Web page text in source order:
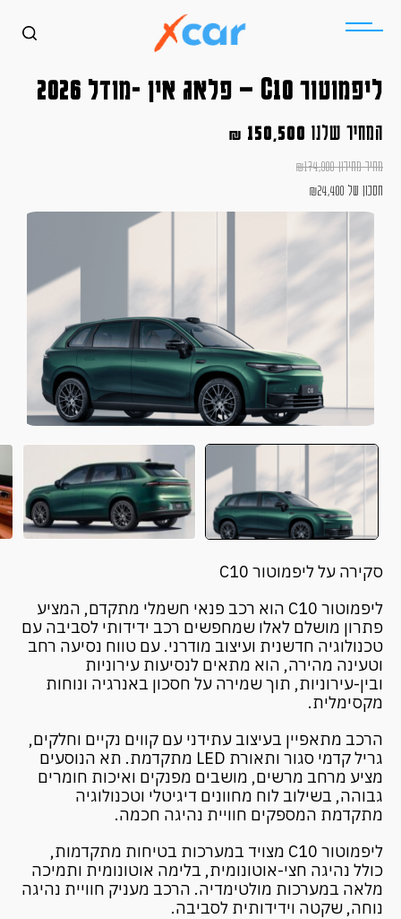
ליפמוטור C10 – פלאג אין -מודל 2026
המחיר שלנו 150,500
₪
מחיר מחירון ₪174,900
חסכון של
₪24,400
סקירה על ליפמוטור C10
ליפמוטור C10 הוא רכב פנאי חשמלי מתקדם, המציע
פתרון מושלם לאלו שמחפשים רכב ידידותי לסביבה עם
טכנולוגיה חדשנית ועיצוב מודרני. עם טווח נסיעה רחב
וטעינה מהירה, הוא מתאים לנסיעות עירוניות
ובין-עירוניות, תוך שמירה על חסכון באנרגיה ונוחות
מקסימלית.
הרכב מתאפיין בעיצוב עתידני עם קווים נקיים וחלקים,
גריל קדמי סגור ותאורת LED מתקדמת. תא הנוסעים
מציע מרחב מרשים, מושבים מפנקים ואיכות חומרים
גבוהה, בשילוב לוח מחוונים דיגיטלי וטכנולוגיה
מתקדמת המספקים חוויית נהיגה חכמה.
ליפמוטור C10 מצויד במערכות בטיחות מתקדמות,
כולל נהיגה חצי-אוטונומית, בלימה אוטונומית ותמיכה
מלאה במערכות מולטימדיה. הרכב מעניק חוויית נהיגה
נוחה, שקטה וידידותית לסביבה.